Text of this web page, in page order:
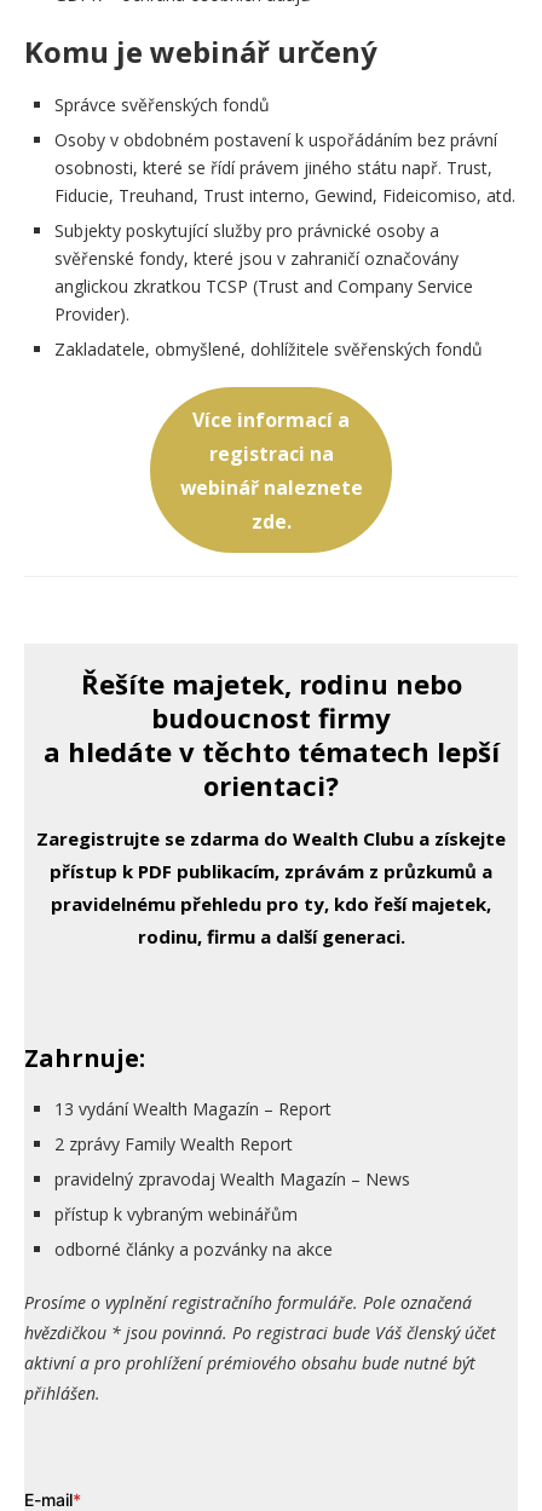
Komu je webinář určený
Správce svěřenských fondů
Osoby v obdobném postavení k uspořádáním bez právní
osobnosti, které se řídí právem jiného státu např. Trust,
Fiducie, Treuhand, Trust interno, Gewind, Fideicomiso, atd.
Subjekty poskytující služby pro právnické osoby a
svěřenské fondy, které jsou v zahraničí označovány
anglickou zkratkou TCSP (Trust and Company Service
Provider).
Zakladatele, obmyšlené, dohlížitele svěřenských fondů
Více informací a
registraci na
webinář naleznete
zde.
Řešíte majetek, rodinu nebo
budoucnost firmy
a hledáte v těchto tématech lepší
orientaci?
Zaregistrujte se zdarma do Wealth Clubu a získejte
přístup k PDF publikacím, zprávám z průzkumů a
pravidelnému přehledu pro ty, kdo řeší majetek,
rodinu, firmu a další generaci.
Zahrnuje:
13 vydání Wealth Magazín – Report
2 zprávy Family Wealth Report
pravidelný zpravodaj Wealth Magazín – News
přístup k vybraným webinářům
odborné články a pozvánky na akce
Prosíme o vyplnění registračního formuláře. Pole označená
hvězdičkou * jsou povinná. Po registraci bude Váš členský účet
aktivní a pro prohlížení prémiového obsahu bude nutné být
přihlášen.
E-mail*